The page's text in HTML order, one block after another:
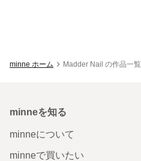
minne ホーム Madder Nail の作品一覧
minneを知る
minneについて
minneで買いたい